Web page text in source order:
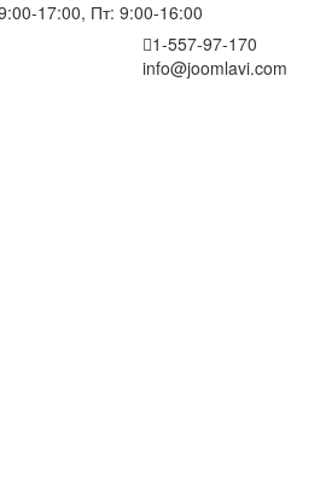
17:00, Пт: 9:00-16:00
1-557-97-170
info@joomlavi.com